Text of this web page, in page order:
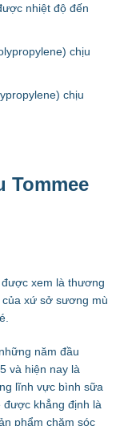
nhiệt độ đến
chịu
chịu
Tommee
xem là thương
của xứ sở sương mù
năm đầu
và hiện nay là
lĩnh vực bình sữa
được khẳng định là
phẩm chăm sóc